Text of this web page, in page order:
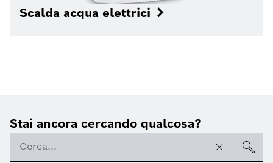
Scalda acqua elettrici
Stai ancora cercando qualcosa?